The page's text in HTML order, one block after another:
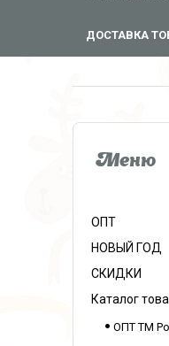
ДОСТАВКА
ОПТ
НОВЫЙ ГОД
СКИДКИ
Каталог
ОПТ ТМ